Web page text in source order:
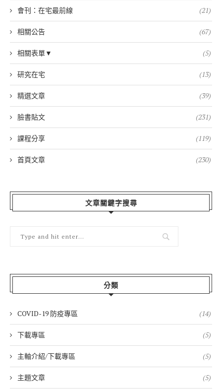
會刊：在宅最前線 (21)
相關公告 (67)
相關表單▼ (5)
研究在宅 (13)
精選文章 (39)
臉書貼文 (231)
課程分享 (119)
首頁文章 (230)
文章關鍵字搜尋
分類
COVID-19 防疫專區 (14)
下載專區 (5)
主軸介紹/下載專區 (5)
主題文章 (5)